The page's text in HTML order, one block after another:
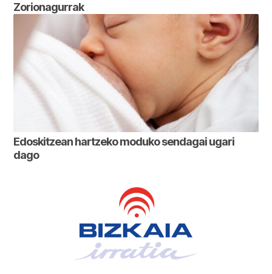
Zorionagurrak
Edoskitzean hartzeko moduko sendagai ugari
dago